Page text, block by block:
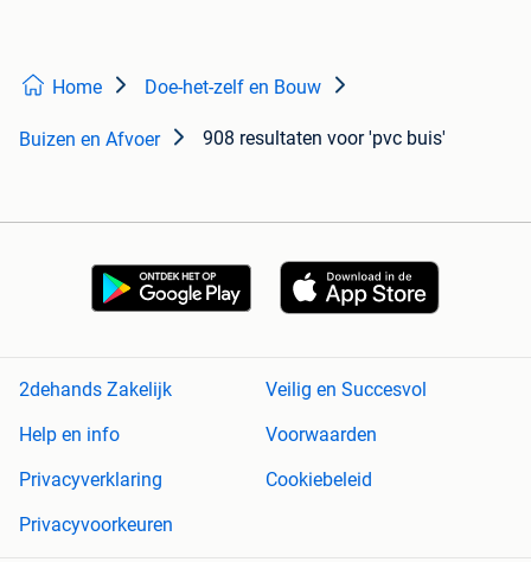
Home Doe-het-zelf en Bouw
Buizen en Afvoer 908 resultaten voor 'pvc buis'
2dehands Zakelijk
Veilig en Succesvol
Help en info
Voorwaarden
Privacyverklaring
Cookiebeleid
Privacyvoorkeuren